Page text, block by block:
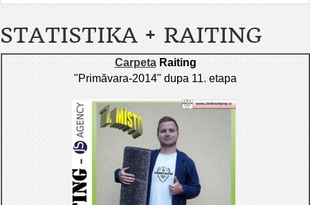
STATISTIKA + RAITING
CarpetaRaiting
"Primăvara-2014" dupa 11. etapa